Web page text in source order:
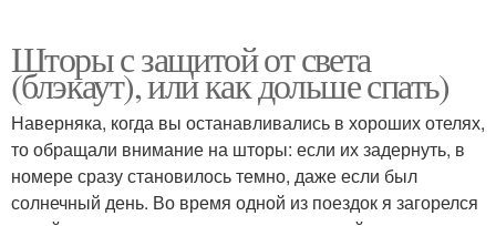
Шторы с защитой от света
(блэкаут), или как дольше спать)
Наверняка, когда вы останавливались в хороших отелях,
то обращали внимание на шторы: если их задернуть, в
номере сразу становилось темно, даже если был
солнечный день. Во время одной из поездок я загорелся